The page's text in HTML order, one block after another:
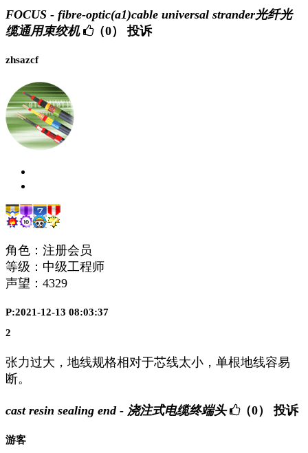
FOCUS - fibre-optic(a1)cable universal strander光纤光
缆通用束绞机
（0） 投诉
zhsazcf
角色：注册会员
等级：中级工程师
声望： 4329
P:2021-12-13 08:03:37
2
张力过大，地线规格相对于芯线太小，单根地线容易
断。
cast resin sealing end - 浇注式电缆终端头 （0） 投诉
游客